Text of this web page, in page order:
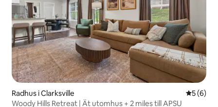
Radhus i Clarksville 5 av 5 i
5 (6)
Woody Hills Retreat | Ät utomhus + 2 miles till APSU